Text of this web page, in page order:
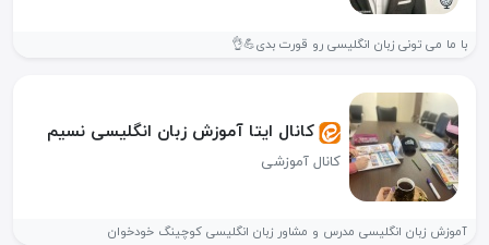
با ما می تونی زبان انگلیسی رو قورت بدی💪👌
کانال ایتا آموزش زبان انگلیسی نسیم
کانال آموزشی
آموزش زبان انگلیسی مدرس و مشاور زبان انگلیسی کوچینگ خودخوان